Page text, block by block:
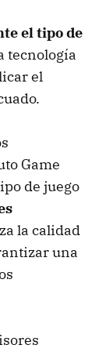
el tipo de
tecnología
el
Game
de juego
la calidad
una